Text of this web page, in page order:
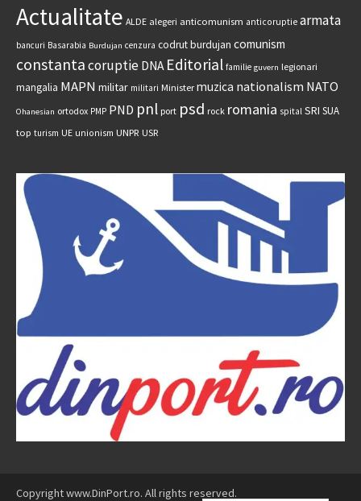
Actualitate ALDE alegeri anticomunism anticoruptie armata
bancuri Basarabia Burdujan cenzura codrut burdujan comunism
constantacoruptie DNA Editorial familie guvern legionari
mangalia MAPN militar militari Minister muzica nationalism NATO
Ohanesian ortodox PMP PND pnl port psd rock romania spital SRI SUA
top turism UE unionism UNPR USR
Copyright www.DinPort.ro. All rights reserved.